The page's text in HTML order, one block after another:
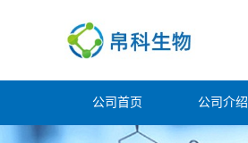
公司首页 公司介绍